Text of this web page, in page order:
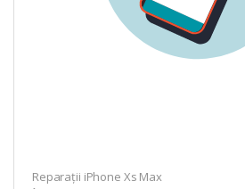
Reparații iPhone Xs Max